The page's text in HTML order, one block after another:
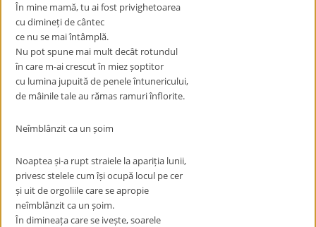
În mine mamă, tu ai fost privighetoarea
cu dimineți de cântec
ce nu se mai întâmplă.
Nu pot spune mai mult decât rotundul
în care m-ai crescut în miez șoptitor
cu lumina jupuită de penele întunericului,
de mâinile tale au rămas ramuri înflorite.
Neîmblânzit ca un șoim
Noaptea și-a rupt straiele la apariția lunii,
privesc stelele cum își ocupă locul pe cer
și uit de orgoliile care se apropie
neîmblânzit ca un șoim.
În dimineața care se ivește, soarele